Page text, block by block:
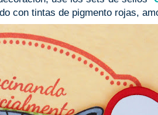
con tintas de pigmento rojas,